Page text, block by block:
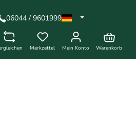
06044 / 9601999
Merkzettel Mein Konto Warenkorb